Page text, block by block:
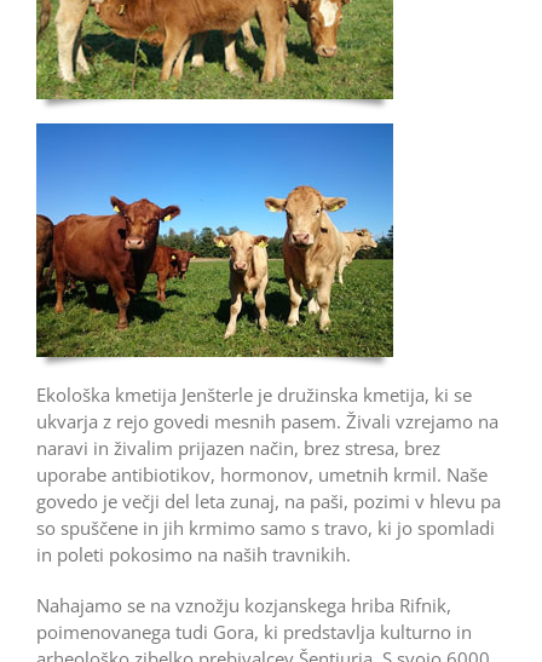
Ekološka kmetija Jenšterle je družinska kmetija, ki se
ukvarja z rejo govedi mesnih pasem. Živali vzrejamo na
naravi in živalim prijazen način, brez stresa, brez
uporabe antibiotikov, hormonov, umetnih krmil. Naše
govedo je večji del leta zunaj, na paši, pozimi v hlevu pa
so spuščene in jih krmimo samo s travo, ki jo spomladi
in poleti pokosimo na naših travnikih.
Nahajamo se na vznožju kozjanskega hriba Rifnik,
poimenovanega tudi Gora, ki predstavlja kulturno in